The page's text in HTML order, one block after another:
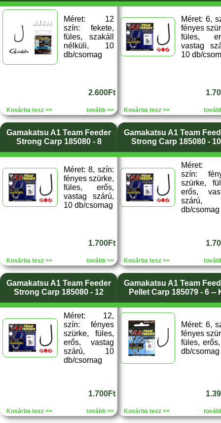
Méret: 12
szín: fekete,
füles, szakáll
nélküli, 10
db/csomag
2.600Ft
Kosárba tesz >> tovább >>
Méret: 6,
fényes
füles,
vastag
10 db/
Kosárba tesz >>
Gamakatsu A1 Team Feeder
Strong Carp 185080 - 8
Méret: 8, szín:
fényes szürke,
füles, erős,
vastag szárú,
10 db/csomag
1.700Ft
Kosárba tesz >> tovább >>
Gamakatsu A1 Team
Strong Carp 185080 - 10
Méret:
szín:
szürke,
erős,
szárú,
db/csomag
Kosárba tesz >>
Gamakatsu A1 Team Feeder
Strong Carp 185080 - 12
Méret: 12,
szín: fényes
szürke, füles,
erős, vastag
szárú, 10
db/csomag
1.700Ft
Kosárba tesz >> tovább >>
Gamakatsu A1 Team
Pellet Carp 185079 - 6 --
Méret: 6,
fényes
füles,
db/csomag
Kosárba tesz >>